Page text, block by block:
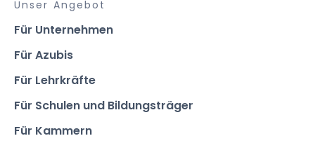
Unser Angebot
Für Unternehmen
Für Azubis
Für Lehrkräfte
Für Schulen und Bildungsträger
Für Kammern